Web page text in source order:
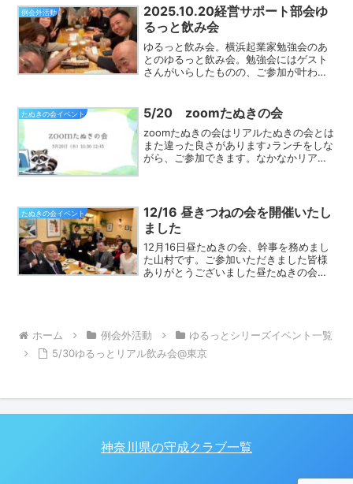
けば良いかイマ...
例会外活動
2025.10.20経営サポート部会ゆ
るっと飲み会
ゆるっと飲み会。横浜起業家勉強会のあ
とのゆるっと飲み会。勉強会にはゲスト
さんがいらしたものの、ご参加が叶わ
会長は何気に、横浜起業家勉強会部会長
就任後初参加というのはナイ...
たぬきの会イベント 5/20 zoomたぬきの会
zoomたぬきの会はリアルたぬきの会とは
また違った良さがあります♪ランチをしな
がら、ご参加できます。なかなかリアル
と間違いなしです...
たぬきの会イベント
12/16 昼きつねの会を開催いたし
ました
12月16日昼たぬきの会、幹事を務めまし
た山村です。ご参加いただきました皆様
ありがとうございました昼たぬきの会で
ホーム
例会外活動
ゆるっとシリーズイベント一覧
5/30ゆるっとリアル飲み会@東京
神奈川県の守成クラブ一覧